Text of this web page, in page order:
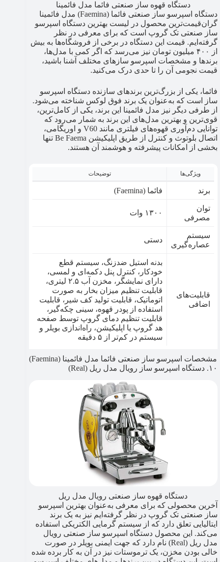
دستگاه قهوه ساز صنعتی فائما مدل فائمینا
دستگاه اسپرسو ساز صنعتی فائما (Faemina) مدل فائمینا
گران‌قیمت‌ترین محصول در لیست بهترین دستگاه اسپرسو
ساز صنعتی تک گروپ است که برای معرفی در نظر
گرفته‌ایم. قیمت این دستگاه در برخی از فروشگاه‌ها به بیش
از ۴۰۰ میلیون تومان نیز می‌رسد که اگر کمی با مدل‌ها،
برندها و مشخصات اسپرسو سازهای مختلف آشنا باشید،
قیمت نجومی آن را تا حدی درک می‌کنید.
فائما، یکی از بزرگ‌ترین برندهای سازنده دستگاه اسپرسو
ساز است که به‌عنوان یک برند فوق لوکس شناخته می‌شود.
از طرفی دیگر نیز مدل فائمینا این برند، یکی از کامل‌ترین،
قوی‌ترین و بهترین مدل‌های این برند به شمار می‌رود که
توانایی دم‌آوری قهوه‌های فیلتری مانند V60 و اوریگامی،
اتصال بلوتوث و کنترل از طریق اپلیکیشن Be Faema تنها
بخشی از امکانات پیشرفته و هوشمند آن هستند.
ویژگی‌ها توضیحات
برند فائما (Faemina)
توان
مصرفی
۱۳۰۰ وات
سیستم
عصاره‌گیری
دستی
قابلیت‌های
اضافی
بدنه استیل ضدزنگ، سیستم قطع
خودکار، کنترل پنل دکمه‌ای و لمسی،
دارای نمایشگر، مخزن آب ۲.۵ لیتری،
قابلیت تنظیم میزان بخار به صورت
اتوماتیک، قابلیت تولید کف شیر، قابلیت
استفاده از پودر قهوه، سینی چکه‌گیر،
قابلیت تنظیم دمای گروپ توسط صفحه
هد گروپ یا اپلیکیشن، راه‌اندازی بویلر و
سیستم در کم‌تر از ۵ دقیقه
مشخصات اسپرسو ساز صنعتی فائما مدل فائمینا (Faemina)
۱۰. دستگاه اسپرسو ساز رویال مدل ریل (Real)
دستگاه قهوه ساز صنعتی رویال مدل ریل
آخرین محصولی که برای معرفی به‌عنوان بهترین اسپرسو
ساز صنعتی تک گروپ در نظر گرفته‌ایم نیز به یک برند
ایتالیایی تعلق دارد که از سیستم گرمایی الکتریکی استفاده
می‌کند. این محصول دستگاه اسپرسو ساز صنعتی رویال
مدل ریل (Real) نام دارد که جهت ایمنی بویلر در صورت
خالی بودن مخزن، یک ترموستات نیز در آن به کار برده شده